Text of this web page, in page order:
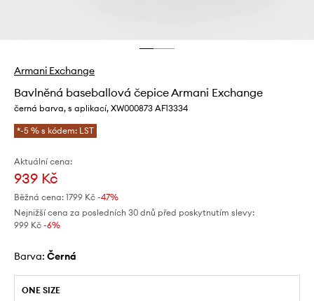
Armani Exchange
Bavlněná baseballová čepice Armani Exchange
černá barva, s aplikací, XW000873 AF13334
*-5 % s kódem: LST
Aktuální cena:
939 Kč
Běžná cena: 1799 Kč -47%
Nejnižší cena za posledních 30 dnů před poskytnutím slevy:
999 Kč -6%
Barva: černá
ONE SIZE